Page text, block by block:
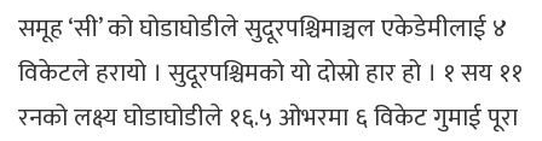
समूह ‘सी’ को घोडाघोडीले सुदूरपश्चिमाञ्चल एकेडेमीलाई ४
विकेटले हरायो । सुदूरपश्चिमको यो दोस्रो हार हो । १ सय ११
रनको लक्ष्य घोडाघोडीले १६.५ ओभरमा ६ विकेट गुमाई पूरा